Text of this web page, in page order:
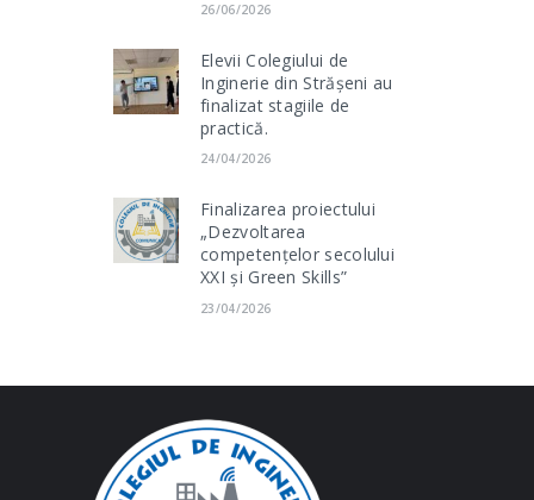
26/06/2026
Elevii Colegiului de
Inginerie din Strășeni au
finalizat stagiile de
practică.
24/04/2026
Finalizarea proiectului
„Dezvoltarea
competențelor secolului
XXI și Green Skills”
23/04/2026